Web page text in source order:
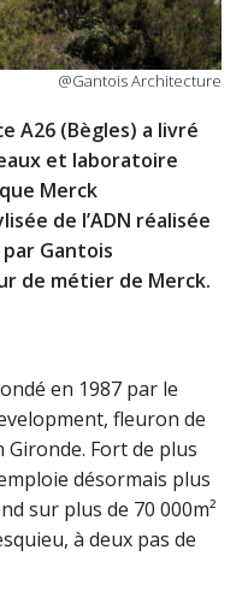
@Gantois Architecture
A26 (Bègles) a livré
et laboratoire
Merck
de l’ADN réalisée
Gantois
de métier de Merck.
en 1987 par le
fleuron de
Gironde. Fort de plus
désormais plus
sur plus de 70 000m²
à deux pas de